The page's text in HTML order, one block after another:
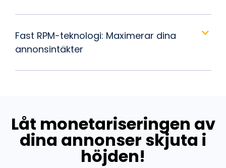
Fast RPM-teknologi: Maximerar dina
annonsintäkter
Låt monetariseringen av
dina annonser skjuta i
höjden!